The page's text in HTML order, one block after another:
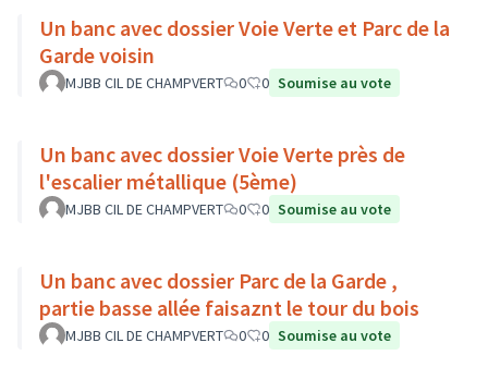
Un banc avec dossier Voie Verte et Parc de la
Garde voisin
MJBB CIL DE CHAMPVERT 0 0 Soumise au vote
Un banc avec dossier Voie Verte près de
l'escalier métallique (5ème)
MJBB CIL DE CHAMPVERT 0 0 Soumise au vote
Un banc avec dossier Parc de la Garde ,
partie basse allée faisaznt le tour du bois
MJBB CIL DE CHAMPVERT 0 0 Soumise au vote